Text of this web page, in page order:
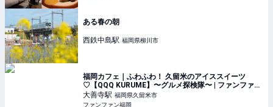
ある春の朝
西鉄中島駅 福岡県柳川市
福岡カフェ｜ふわふわ！ 久留米のアイススイーツ
♡【QQQ KURUME】〜グルメ探検隊〜 | ファンファン
福岡
大善寺駅 福岡県久留米市
ファンファン福岡